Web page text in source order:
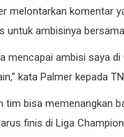
melontarkan komentar
untuk ambisinya
mencapai ambisi saya
kata Palmer kepada
tim bisa memenangkan
finis di Liga